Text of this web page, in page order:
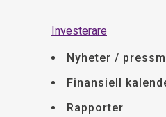
Investerare
Nyheter /
Finansiell
Rapporter